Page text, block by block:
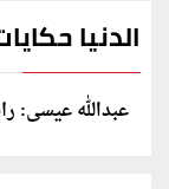
الدنيا
عبدالله عيسى: